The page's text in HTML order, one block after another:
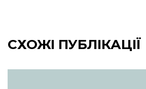
СХОЖІ ПУБЛІКАЦІЇ